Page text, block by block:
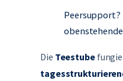
Peersupport?
Die Teestube